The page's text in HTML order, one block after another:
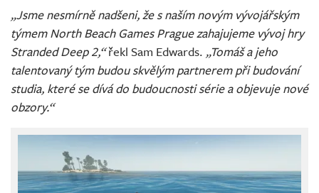
„Jsme nesmírně nadšeni, že s naším novým vývojářským
týmem North Beach Games Prague zahajujeme vývoj hry
Stranded Deep 2,“řekl Sam Edwards. „Tomáš a jeho
talentovaný tým budou skvělým partnerem při budování
studia, které se dívá do budoucnosti série a objevuje nové
obzory.“